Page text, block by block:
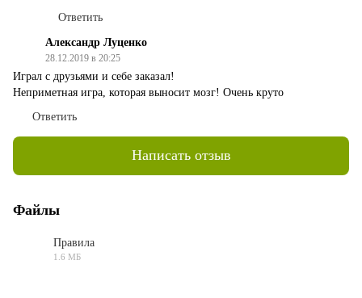
Ответить
Александр Луценко
28.12.2019 в 20:25
Играл с друзьями и себе заказал!
Неприметная игра, которая выносит мозг! Очень круто
Ответить
Написать отзыв
Файлы
Правила
1.6 МБ